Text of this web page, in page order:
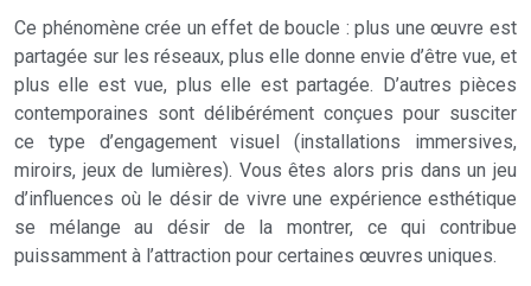
Ce phénomène crée un effet de boucle : plus une œuvre est
partagée sur les réseaux, plus elle donne envie d’être vue, et
plus elle est vue, plus elle est partagée. D’autres pièces
contemporaines sont délibérément conçues pour susciter
ce type d’engagement visuel (installations immersives,
miroirs, jeux de lumières). Vous êtes alors pris dans un jeu
d’influences où le désir de vivre une expérience esthétique
se mélange au désir de la montrer, ce qui contribue
puissamment à l’attraction pour certaines œuvres uniques.